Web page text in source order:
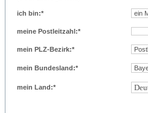
ich bin:*
meine Postleitzahl:*
mein PLZ-Bezirk:*
mein Bundesland:*
mein Land:*